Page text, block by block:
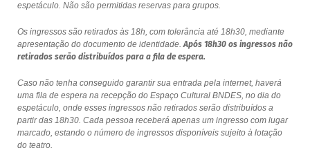
espetáculo. Não são permitidas reservas para grupos.
Os ingressos são retirados às 18h, com tolerância até 18h30, mediante
apresentação do documento de identidade.Após 18h30 os ingressos não
retirados serão distribuídos para a fila de espera.
Caso não tenha conseguido garantir sua entrada pela internet, haverá
uma fila de espera na recepção do Espaço Cultural BNDES, no dia do
espetáculo, onde esses ingressos não retirados serão distribuídos a
partir das 18h30. Cada pessoa receberá apenas um ingresso com lugar
marcado, estando o número de ingressos disponíveis sujeito à lotação
do teatro.